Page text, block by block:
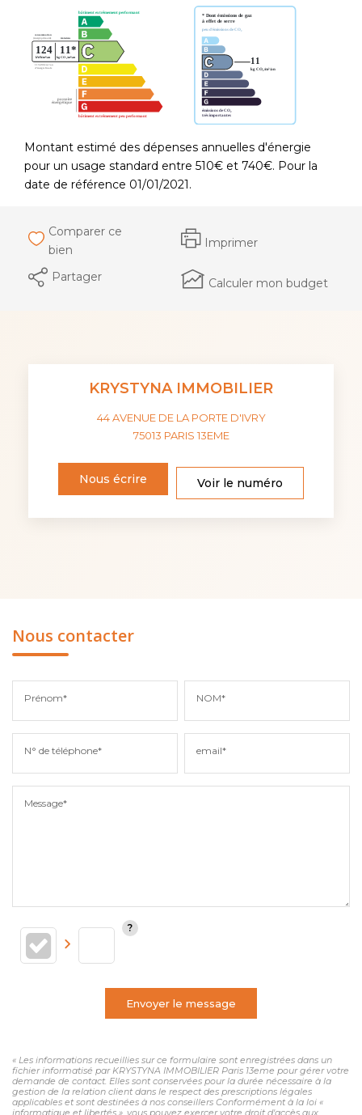
Montant estimé des dépenses annuelles d'énergie
pour un usage standard entre 510€ et 740€. Pour la
date de référence 01/01/2021.
Comparer ce
bien
Imprimer
Partager Calculer mon budget
KRYSTYNA IMMOBILIER
44 AVENUE DE LA PORTE D'IVRY
75013 PARIS 13EME
Nous écrire Voir le numéro
Nous contacter
Prénom* NOM*
N° de téléphone* email*
Message*
Envoyer le message
« Les informations recueillies sur ce formulaire sont enregistrées dans un
fichier informatisé par KRYSTYNA IMMOBILIER Paris 13eme pour gérer votre
demande de contact. Elles sont conservées pour la durée nécessaire à la
gestion de la relation client dans le respect des prescriptions légales
applicables et sont destinées à nos conseillers Conformément à la loi «
informatique et libertés », vous pouvez exercer votre droit d'accès aux